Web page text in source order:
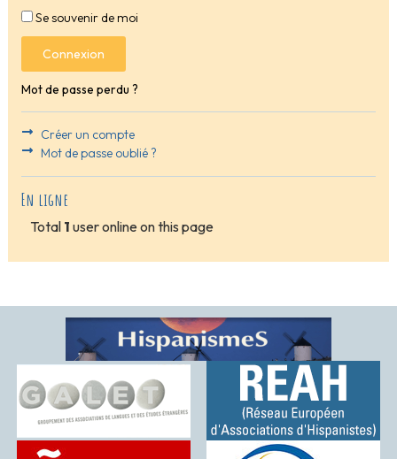
Se souvenir de moi
Connexion
Mot de passe perdu ?
Créer un compte
Mot de passe oublié ?
En ligne
Total 1 user online on this page